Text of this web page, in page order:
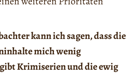
kann ich sagen, dass die
mich wenig
Krimiserien und die ewig